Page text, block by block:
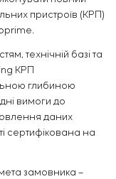
пристроїв (КРП)
технічній базі та
КРП
глибиною
вимоги до
даних
сертифікована на
замовника –